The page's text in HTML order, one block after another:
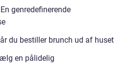
genredefinerende
du bestiller brunch ud af huset
en pålidelig